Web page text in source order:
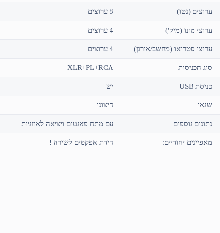
ערוצים (נטו) 8 ערוצים
ערוצי מונו (מיק') 4 ערוצים
ערוצי סטריאו (מחשב/אורגן) 4 ערוצים
סוג הכניסות XLR+PL+RCA
כניסת USB יש
שנאי חיצוני
נתונים נוספים עם מתח פאנטום ויציאה לאוזניות
מאפיינים יחודיים: חידת אפקטים לשירה !